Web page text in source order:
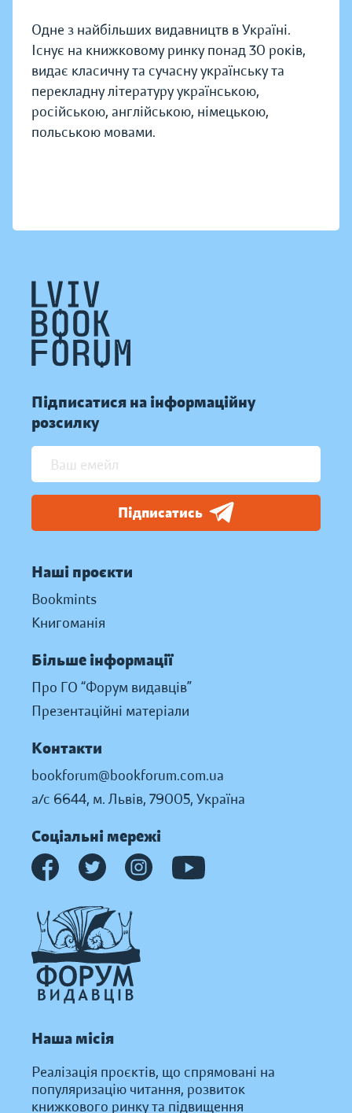
Одне з найбільших видавництв в Україні.
Існує на книжковому ринку понад 30 років,
видає класичну та сучасну українську та
перекладну літературу українською,
російською, англійською, німецькою,
польською мовами.
Підписатися на інформаційну
розсилку
Підписатись
Наші проєкти
Bookmints
Книгоманія
Більше інформації
Про ГО “Форум видавців”
Презентаційні матеріали
Контакти
bookforum@bookforum.com.ua
а/с 6644, м. Львів, 79005, Україна
Соціальні мережі
Наша місія
Реалізація проєктів, що спрямовані на
популяризацію читання, розвиток
книжкового ринку та підвищення